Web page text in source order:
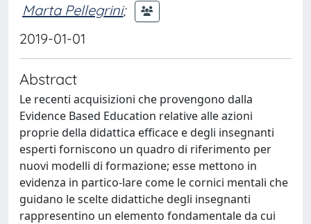
Marta Pellegrini;
2019-01-01
Abstract
Le recenti acquisizioni che provengono dalla
Evidence Based Education relative alle azioni
proprie della didattica efficace e degli insegnanti
esperti forniscono un quadro di riferimento per
nuovi modelli di formazione; esse mettono in
evidenza in partico-lare come le cornici mentali che
guidano le scelte didattiche degli insegnanti
rappresentino un elemento fondamentale da cui